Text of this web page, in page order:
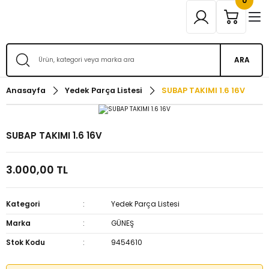
ARA
Anasayfa Yedek Parça Listesi SUBAP TAKIMI 1.6 16V
SUBAP TAKIMI 1.6 16V
3.000,00 TL
Kategori
Yedek Parça Listesi
Marka
GÜNEŞ
Stok Kodu
9454610